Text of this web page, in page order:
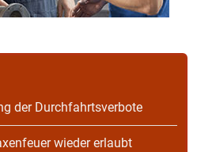
der Durchfahrtsverbote
wieder erlaubt